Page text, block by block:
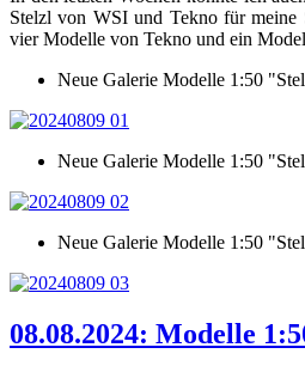
Stelzl von WSI und Tekno für meine
vier Modelle von Tekno und ein
Neue Galerie Modelle 1:50
Neue Galerie Modelle 1:50
Neue Galerie Modelle 1:50
08.08.2024: Modelle